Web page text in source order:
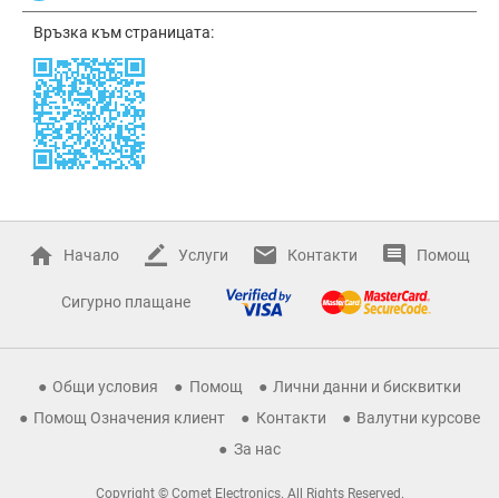
Връзка към страницата:
Начало Услуги Контакти Помощ
Сигурно плащане
Общи условия Помощ
Лични данни и бисквитки
Помощ Означения клиент
Контакти
Валутни курсове
За нас
Copyright © Comet Electronics. All Rights Reserved.